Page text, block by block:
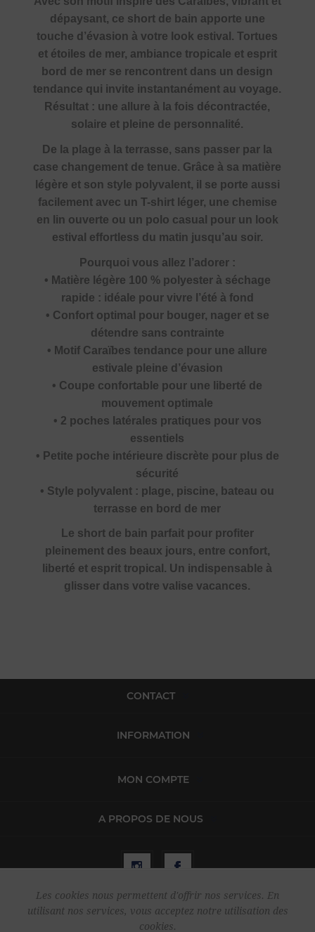
dépaysant, ce short de bain apporte une
touche d’évasion à votre look estival. Tortues
et étoiles de mer, ambiance tropicale et esprit
bord de mer se rencontrent dans un design
tendance qui invite instantanément au voyage.
Résultat : une allure à la fois décontractée,
solaire et pleine de personnalité.
De la plage à la terrasse, sans passer par la
case changement de tenue. Grâce à sa matière
légère et son style polyvalent, il se porte aussi
facilement avec un T-shirt léger, une chemise
en lin ouverte ou un polo casual pour un look
estival effortless du matin jusqu’au soir.
Pourquoi vous allez l’adorer :
• Matière légère 100 % polyester à séchage
rapide : idéale pour vivre l’été à fond
• Confort optimal pour bouger, nager et se
détendre sans contrainte
• Motif Caraïbes tendance pour une allure
estivale pleine d’évasion
• Coupe confortable pour une liberté de
mouvement optimale
• 2 poches latérales pratiques pour vos
essentiels
• Petite poche intérieure discrète pour plus de
sécurité
• Style polyvalent : plage, piscine, bateau ou
terrasse en bord de mer
Le short de bain parfait pour profiter
pleinement des beaux jours, entre confort,
liberté et esprit tropical. Un indispensable à
glisser dans votre valise vacances.
CONTACT
INFORMATION
MON COMPTE
A PROPOS DE NOUS
Copyright © 2026 Harper & Flint. Tous droits réservés.
Les cookies nous permettent d'offrir nos services. En
utilisant nos services, vous acceptez notre utilisation des
cookies.